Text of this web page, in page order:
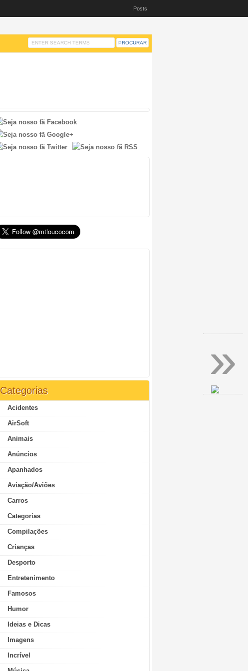
Posts
Categorias
Acidentes
AirSoft
Animais
Anúncios
Apanhados
Aviação/Aviões
Carros
Categorias
Compilações
Crianças
Desporto
Entretenimento
Famosos
Humor
Ideias e Dicas
Imagens
Incrível
»